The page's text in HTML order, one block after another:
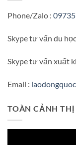
Phone/Zalo :
Skype tư vấn du
Skype tư vấn xuất
Email :
TOÀN CẢNH THỊ